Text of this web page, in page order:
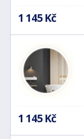
1 145 Kč
1 145 Kč